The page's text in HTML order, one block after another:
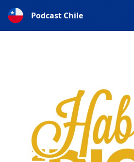
Podcast Chile